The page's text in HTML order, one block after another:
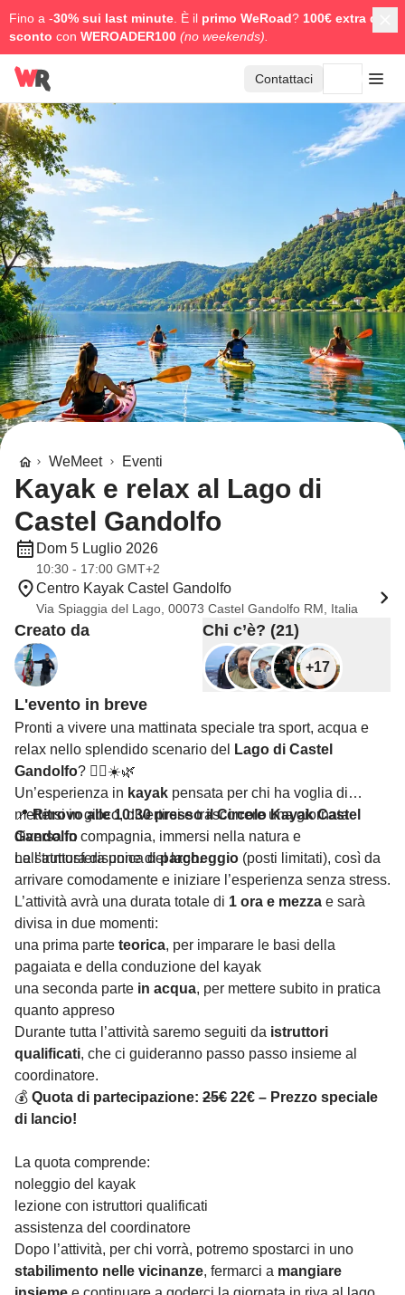
Fino a -30% sui last minute . È il primo WeRoad? 100€ extra di
sconto con WEROADER100 (no weekends).
Contattaci
WeMeet Eventi
Kayak e relax al Lago di
Castel Gandolfo
Dom 5 Luglio 2026
10:30 - 17:00 GMT+2
Centro Kayak Castel Gandolfo
Via Spiaggia del Lago, 00073 Castel Gandolfo RM, Italia
Creato da Chi c’è? (21)
+17
L'evento in breve
Pronti a vivere una mattinata speciale tra sport, acqua e
relax nello splendido scenario del
Lago di Castel
Gandolfo? 🚣‍♀️☀️🌿
Un’esperienza in kayak pensata per chi ha voglia di
mettersi in gioco, divertirsi e trascorrere una giornata
diversa in compagnia, immersi nella natura e
nell’atmosfera unica del lago.
📍Ritrovo alle 10:30 presso il Circolo Kayak Castel
Gandolfo
La struttura dispone diparcheggio (posti limitati), così da
arrivare comodamente e iniziare l’esperienza senza stress.
L’attività avrà una durata totale di 1 ora e mezza e sarà
divisa in due momenti:
una prima parte teorica, per imparare le basi della
pagaiata e della conduzione del kayak
una seconda parte in acqua, per mettere subito in pratica
quanto appreso
Durante tutta l’attività saremo seguiti da istruttori
qualificati, che ci guideranno passo passo insieme al
coordinatore.
💰 Quota di partecipazione: 25€ 22€ – Prezzo speciale
di lancio!
La quota comprende:
noleggio del kayak
lezione con istruttori qualificati
assistenza del coordinatore
Dopo l’attività, per chi vorrà, potremo spostarci in uno
stabilimento nelle vicinanze, fermarci a mangiare